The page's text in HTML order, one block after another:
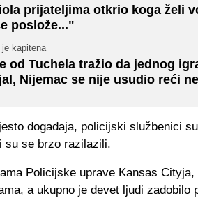
prijateljima otkrio koga želi
poslože..."
kapitena
od Tuchela tražio da jednog
Nijemac se nije usudio reći
događaja, policijski službenici
su se brzo razilazili.
Policijske uprave Kansas Cityja,
a ukupno je devet ljudi zadobilo